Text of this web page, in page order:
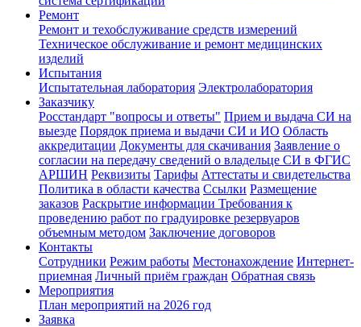
Ремонт
Ремонт и техобслуживание средств измерений
Техническое обслуживание и ремонт медицинских
изделий
Испытания
Испытательная лаборатория Электролаборатория
Заказчику
Росстандарт "вопросы и ответы" Прием и выдача СИ на
выезде Порядок приема и выдачи СИ и ИО Область
аккредитации Документы для скачивания Заявление о
согласии на передачу сведений о владельце СИ в ФГИС
АРШИН Реквизиты Тарифы Аттестаты и свидетельства
Политика в области качества Ссылки Размещение
заказов Раскрытие информации Требования к
проведению работ по градуировке резервуаров
объемным методом Заключение договоров
Контакты
Сотрудники Режим работы Местонахождение Интернет-
приемная Личный приём граждан Обратная связь
Мероприятия
План мероприятий на 2026 год
Заявка